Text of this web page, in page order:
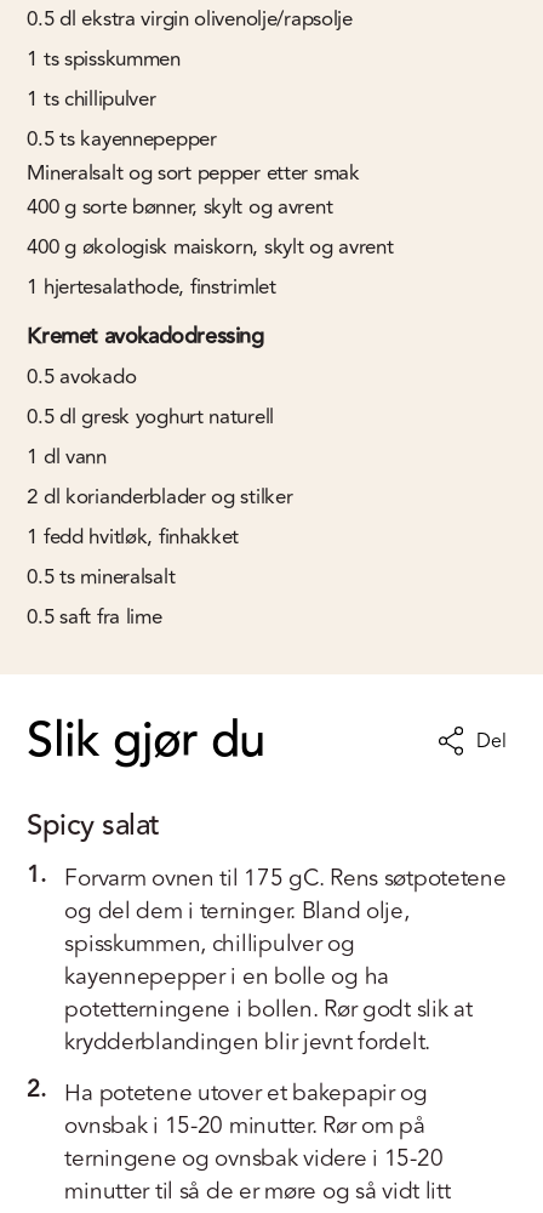
0.5dl ekstra virgin olivenolje/rapsolje
1 tsspisskummen
1 tschillipulver
0.5ts kayennepepper
Mineralsalt og sort pepper etter smak
400gsorte bønner, skylt og avrent
400gøkologisk maiskorn, skylt og avrent
1 hjertesalathode, finstrimlet
Kremet avokadodressing
0.5avokado
0.5dl gresk yoghurt naturell
1 dlvann
2dl korianderblader og stilker
1 fedd hvitløk, finhakket
0.5ts mineralsalt
0.5saft fra lime
Slik gjør du Del
Spicy salat
1. Forvarm ovnen til 175 gC. Rens søtpotetene
og del dem i terninger. Bland olje,
spisskummen, chillipulver og
kayennepepper i en bolle og ha
potetterningene i bollen. Rør godt slik at
krydderblandingen blir jevnt fordelt.
2. Ha potetene utover et bakepapir og
ovnsbak i 15-20 minutter. Rør om på
terningene og ovnsbak videre i 15-20
minutter til så de er møre og så vidt litt